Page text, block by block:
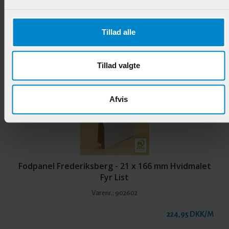
Tillad alle
Tillad valgte
Afvis
Andre produkter i samme kategori
Fodpanel Frederiksberg - 21 x 166 mm Hvidmalet
Fyr List
Varenr.: 902602
224,95 DKK/M